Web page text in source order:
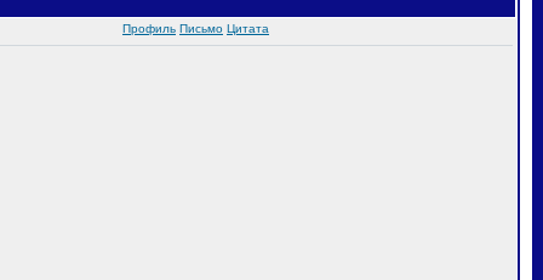
Профиль Письмо Цитата